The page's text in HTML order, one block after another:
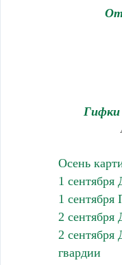
Гифки
Осень
1 сентября
1 сентября
2
2 сентября
гвардии